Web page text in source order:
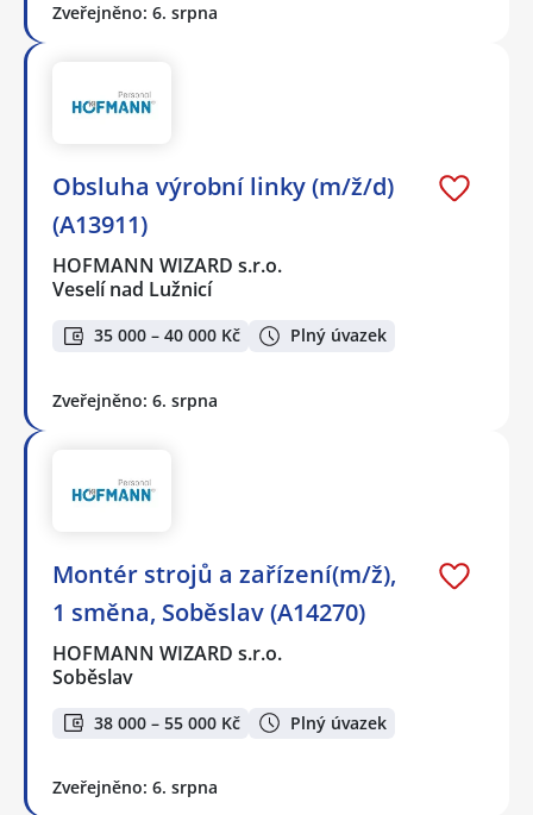
Zveřejněno: 6. srpna
Obsluha výrobní linky (m/ž/d)
(A13911)
HOFMANN WIZARD s.r.o.
Veselí nad Lužnicí
35 000 – 40 000 Kč Plný úvazek
Zveřejněno: 6. srpna
Montér strojů a zařízení(m/ž),
1 směna, Soběslav (A14270)
HOFMANN WIZARD s.r.o.
Soběslav
38 000 – 55 000 Kč Plný úvazek
Zveřejněno: 6. srpna